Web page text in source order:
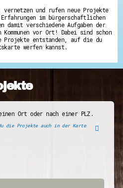
vernetzen und rufen neue Projekte
im bürgerschaftlichen
damit verschiedene Aufgaben der
vor Ort! Dabei sind schon
Projekte entstanden, auf die du
werfen kannst.
Ort oder nach einer PLZ.
die Projekte auch in der Karte